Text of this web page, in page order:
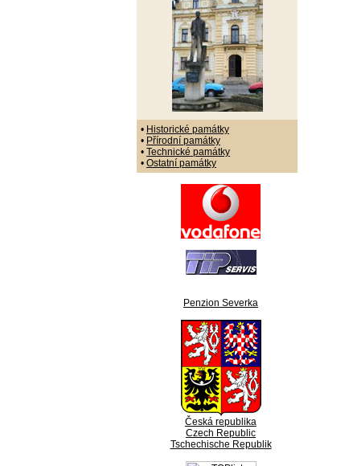
• Historické památky
• Přírodní památky
• Technické památky
• Ostatní památky
Penzion Severka
Česká republika
Czech Republic
Tschechische Republik